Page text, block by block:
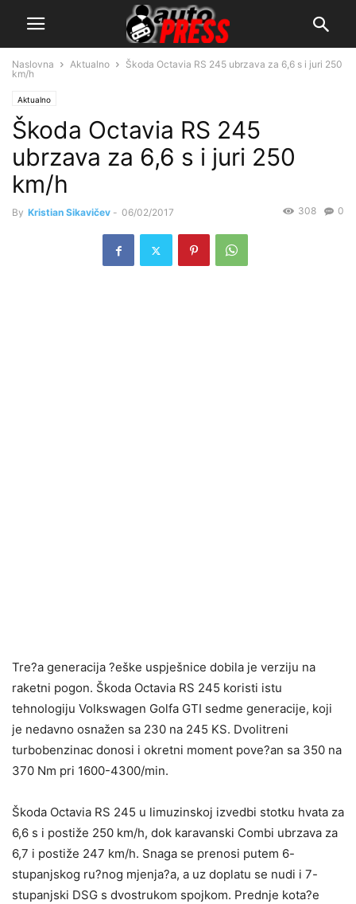
Naslovna Aktualno
Škoda Octavia RS 245 ubrzava za 6,6 s i juri 250
km/h
Aktualno
Škoda Octavia RS 245
ubrzava za 6,6 s i juri 250
km/h
By Kristian Sikavičev - 06/02/2017 0
308
Tre?a generacija ?eške uspješnice dobila je verziju na
raketni pogon. Škoda Octavia RS 245 koristi istu
tehnologiju Volkswagen Golfa GTI sedme generacije, koji
je nedavno osnažen sa 230 na 245 KS. Dvolitreni
turbobenzinac donosi i okretni moment pove?an sa 350 na
370 Nm pri 1600-4300/min.
Škoda Octavia RS 245 u limuzinskoj izvedbi stotku hvata za
6,6 s i postiže 250 km/h, dok karavanski Combi ubrzava za
6,7 i postiže 247 km/h. Snaga se prenosi putem 6-
stupanjskog ru?nog mjenja?a, a uz doplatu se nudi i 7-
stupanjski DSG s dvostrukom spojkom. Prednje kota?e